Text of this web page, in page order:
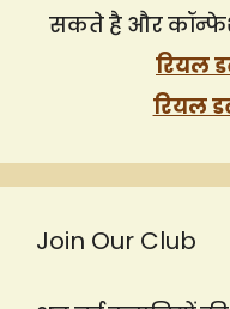
सकते है और
रियल
रियल
Join Our Club